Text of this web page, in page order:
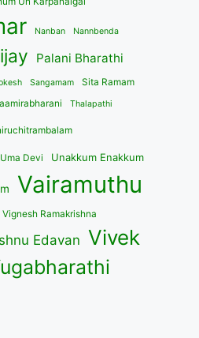
Nanban Nannbenda
Palani Bharathi
Sangamam
Sita Ramam
Thalapathi
Uma Devi Unakkum Enakkum
Vairamuthu
Vignesh Ramakrishna
Edavan Vivek